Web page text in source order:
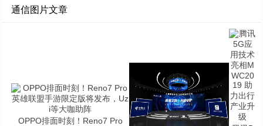
通信图片文章
OPPO排面时刻！Reno7 Pro